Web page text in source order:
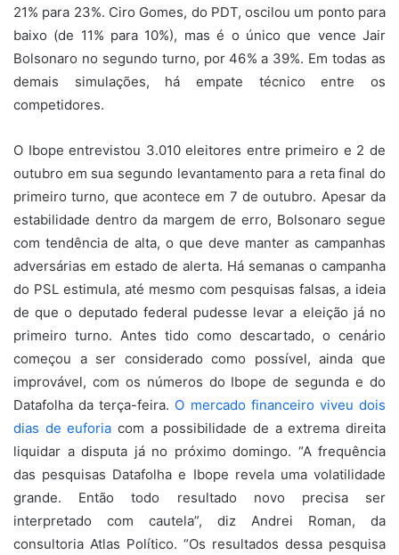
21% para 23%. Ciro Gomes, do PDT, oscilou um ponto para
baixo (de 11% para 10%), mas é o único que vence Jair
Bolsonaro no segundo turno, por 46% a 39%. Em todas as
demais simulações, há empate técnico entre os
competidores.
O Ibope entrevistou 3.010 eleitores entre primeiro e 2 de
outubro em sua segundo levantamento para a reta final do
primeiro turno, que acontece em 7 de outubro. Apesar da
estabilidade dentro da margem de erro, Bolsonaro segue
com tendência de alta, o que deve manter as campanhas
adversárias em estado de alerta. Há semanas o campanha
do PSL estimula, até mesmo com pesquisas falsas, a ideia
de que o deputado federal pudesse levar a eleição já no
primeiro turno. Antes tido como descartado, o cenário
começou a ser considerado como possível, ainda que
improvável, com os números do Ibope de segunda e do
Datafolha da terça-feira. O mercado financeiro viveu dois
dias de euforia com a possibilidade de a extrema direita
liquidar a disputa já no próximo domingo. “A frequência
das pesquisas Datafolha e Ibope revela uma volatilidade
grande. Então todo resultado novo precisa ser
interpretado com cautela”, diz Andrei Roman, da
consultoria Atlas Político. “Os resultados dessa pesquisa